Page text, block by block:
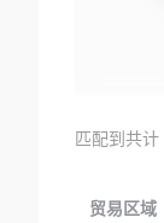
匹配到共计
贸易区域